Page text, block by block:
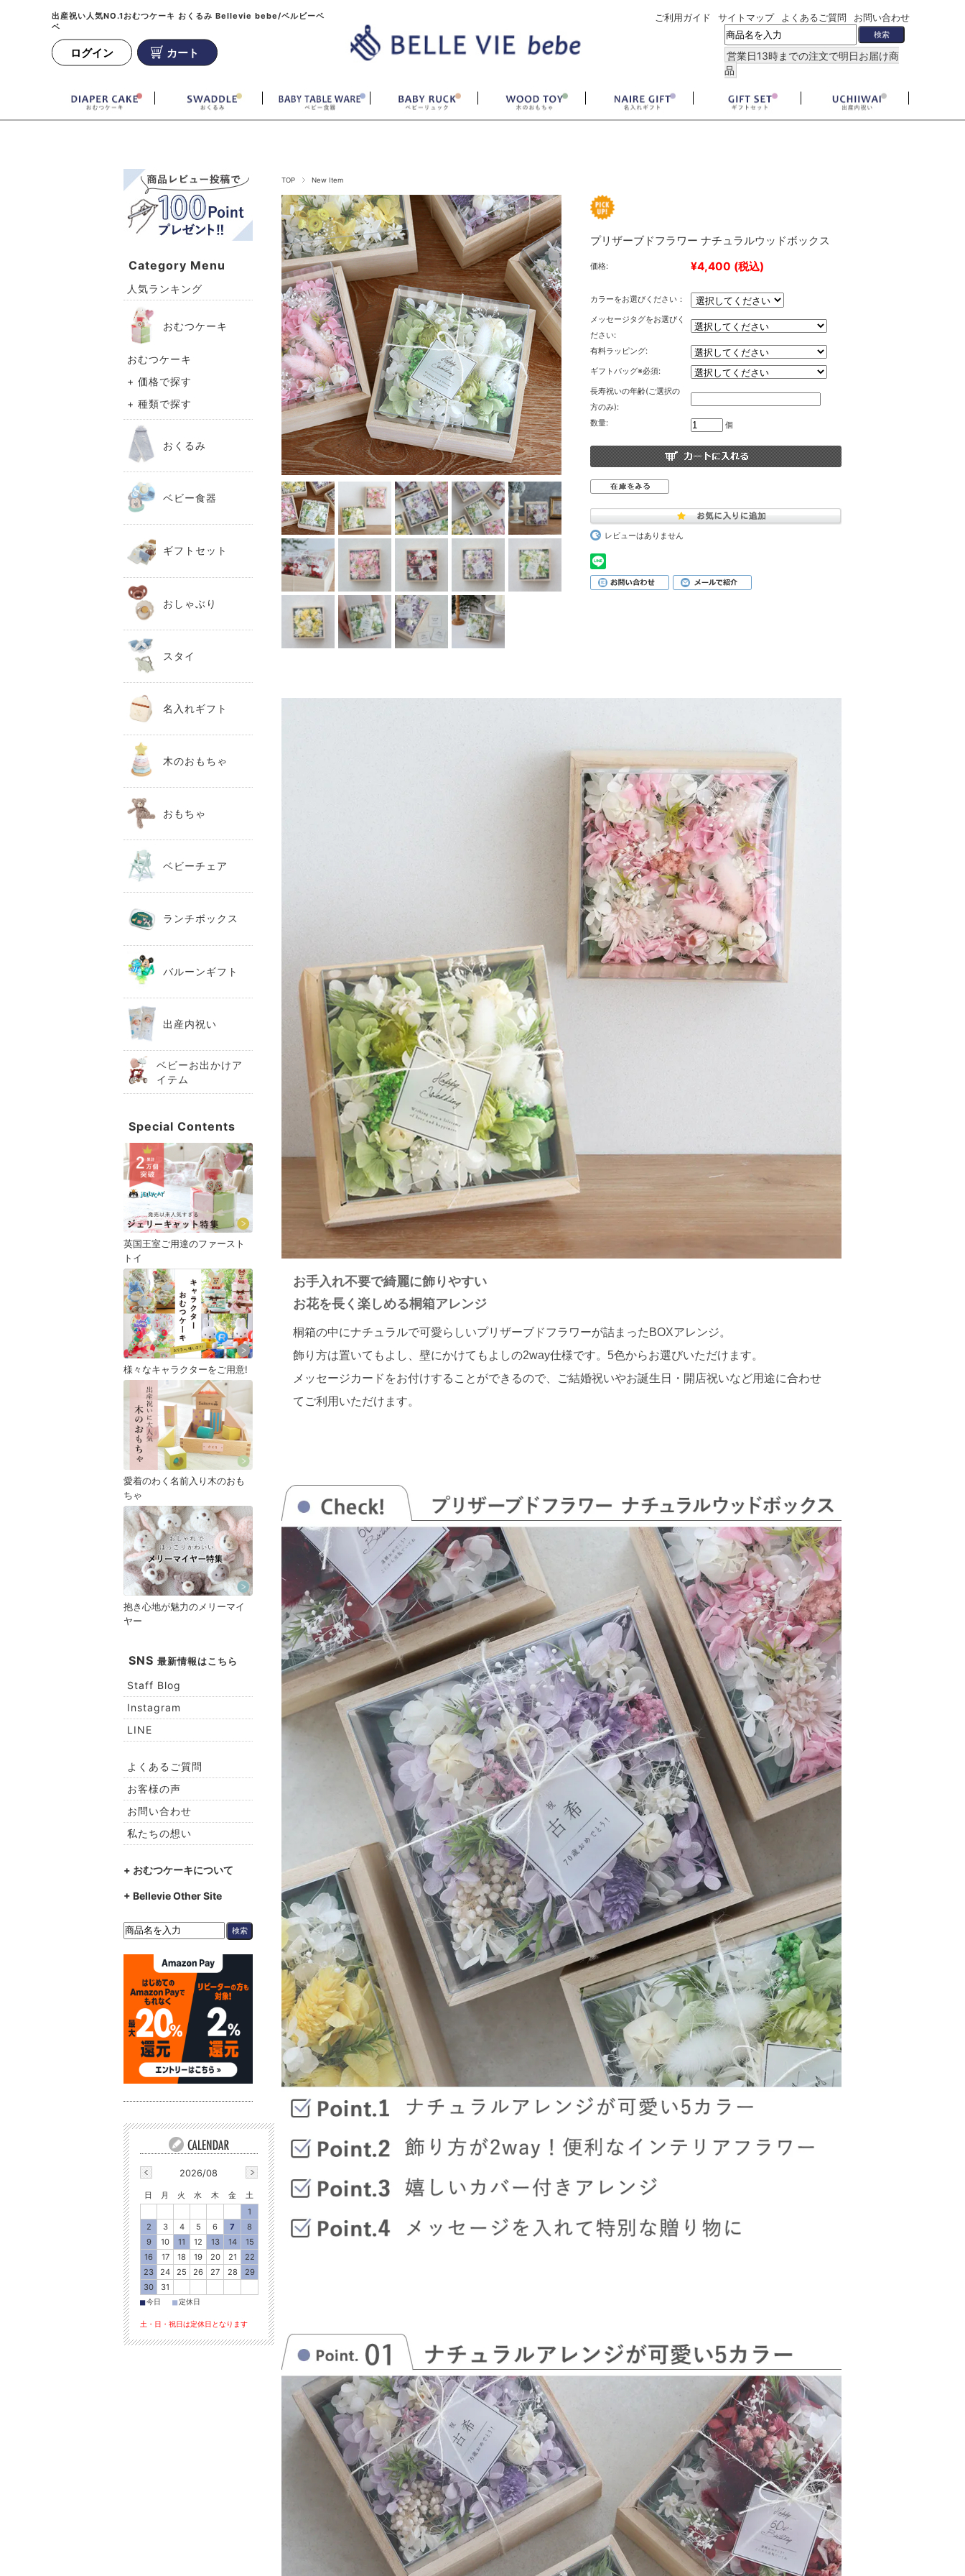
出産祝い人気NO.1おむつケーキ おくるみ Bellevie bebe/ベルビーベ
ベ
ログイン カート
ご利用ガイド サイトマップ よくあるご質問 お問い合わせ
営業日13時までの注文で明日お届け商
品
TOP New Item
プリザーブドフラワー ナチュラルウッドボックス
価格: ¥4,400 (税込)
カラーをお選びください：
メッセージタグをお選びく
ださい:
有料ラッピング:
ギフトバッグ※必須:
長寿祝いの年齢(ご選択の
方のみ):
数量:
個
レビューはありません
お手入れ不要で綺麗に飾りやすい
お花を長く楽しめる桐箱アレンジ
桐箱の中にナチュラルで可愛らしいプリザーブドフラワーが詰まったBOXアレンジ。
飾り方は置いてもよし、壁にかけてもよしの2way仕様です。5色からお選びいただけます。
メッセージカードをお付けすることができるので、ご結婚祝いやお誕生日・開店祝いなど用途に合わせ
てご利用いただけます。
Category Menu
人気ランキング
おむつケーキ
おむつケーキ
+ 価格で探す
+ 種類で探す
おくるみ
ベビー食器
ギフトセット
おしゃぶり
スタイ
名入れギフト
木のおもちゃ
おもちゃ
ベビーチェア
ランチボックス
バルーンギフト
出産内祝い
ベビーお出かけア
イテム
Special Contents
英国王室ご用達のファースト
トイ
様々なキャラクターをご用意!
愛着のわく名前入り木のおも
ちゃ
抱き心地が魅力のメリーマイ
ヤー
SNS 最新情報はこちら
Staff Blog
Instagram
LINE
よくあるご質問
お客様の声
お問い合わせ
私たちの想い
+ おむつケーキについて
+ Bellevie Other Site
2026/08
日 月 火 水 木 金
土
1
2
3 4 5 6 7
8
9
10 11 12 13 14
15
16
17 18 19 20 21
22
23
24 25 26 27 28
29
30
31
■今日 ■定休日
土・日・祝日は定休日となります